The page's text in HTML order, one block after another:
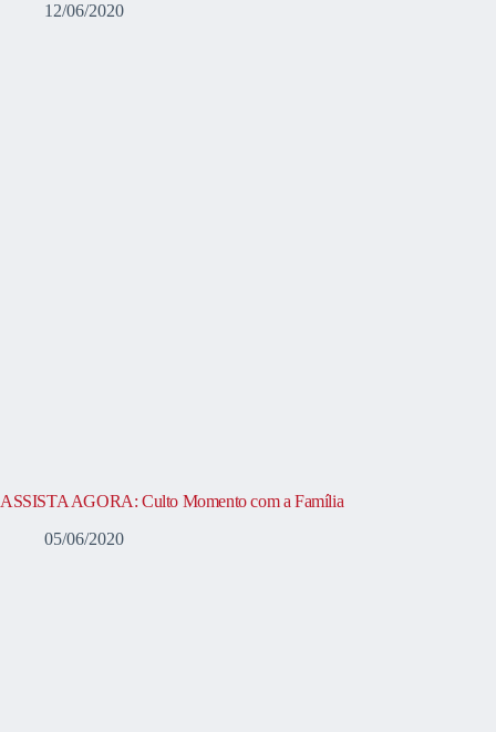
12/06/2020
ASSISTA AGORA: Culto Momento com a Família
05/06/2020